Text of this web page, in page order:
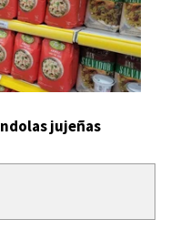
jujeñas